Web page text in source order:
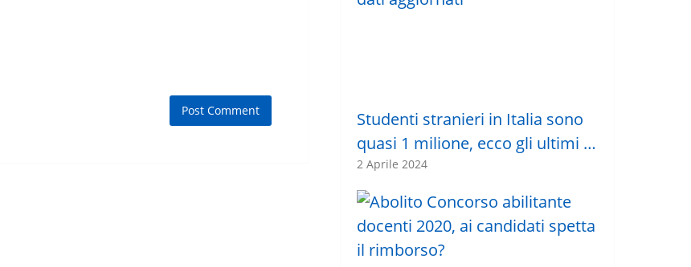
Studenti stranieri in Italia sono
quasi 1 milione, ecco gli ultimi …
2 Aprile 2024